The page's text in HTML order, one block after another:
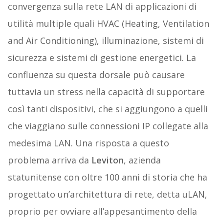
convergenza sulla rete LAN di applicazioni di
utilità multiple quali HVAC (Heating, Ventilation
and Air Conditioning), illuminazione, sistemi di
sicurezza e sistemi di gestione energetici. La
confluenza su questa dorsale può causare
tuttavia un stress nella capacità di supportare
così tanti dispositivi, che si aggiungono a quelli
che viaggiano sulle connessioni IP collegate alla
medesima LAN. Una risposta a questo
problema arriva da Leviton, azienda
statunitense con oltre 100 anni di storia che ha
progettato un’architettura di rete, detta uLAN,
proprio per ovviare all’appesantimento della